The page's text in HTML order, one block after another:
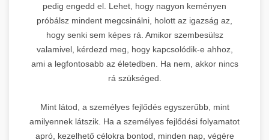
pedig engedd el. Lehet, hogy nagyon keményen
próbálsz mindent megcsinálni, holott az igazság az,
hogy senki sem képes rá. Amikor szembesülsz
valamivel, kérdezd meg, hogy kapcsolódik-e ahhoz,
ami a legfontosabb az életedben. Ha nem, akkor nincs
rá szükséged.
Mint látod, a személyes fejlődés egyszerűbb, mint
amilyennek látszik. Ha a személyes fejlődési folyamatot
apró, kezelhető célokra bontod, minden nap, végére